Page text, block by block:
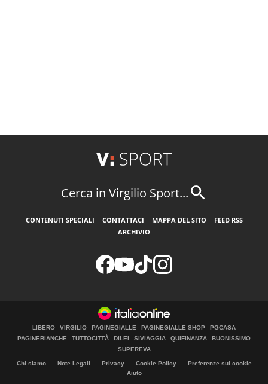
Cerca in Virgilio Sport...
CONTENUTI SPECIALI CONTATTACI MAPPA DEL SITO
FEED RSS
ARCHIVIO
LIBERO VIRGILIO PAGINEGIALLE PAGINEGIALLE SHOP
PGCASA
PAGINEBIANCHE
TUTTOCITTÀ DILEI SIVIAGGIA QUIFINANZA
BUONISSIMO
SUPEREVA
Chi siamo Note Legali Privacy Cookie Policy
Preferenze sui cookie
Aiuto